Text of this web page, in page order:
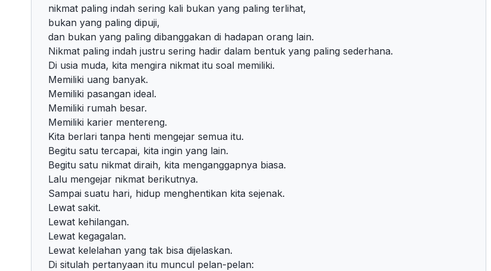
nikmat paling indah sering kali bukan yang paling terlihat,
bukan yang paling dipuji,
dan bukan yang paling dibanggakan di hadapan orang lain.
Nikmat paling indah justru sering hadir dalam bentuk yang paling sederhana.
Di usia muda, kita mengira nikmat itu soal memiliki.
Memiliki uang banyak.
Memiliki pasangan ideal.
Memiliki rumah besar.
Memiliki karier mentereng.
Kita berlari tanpa henti mengejar semua itu.
Begitu satu tercapai, kita ingin yang lain.
Begitu satu nikmat diraih, kita menganggapnya biasa.
Lalu mengejar nikmat berikutnya.
Sampai suatu hari, hidup menghentikan kita sejenak.
Lewat sakit.
Lewat kehilangan.
Lewat kegagalan.
Lewat kelelahan yang tak bisa dijelaskan.
Di situlah pertanyaan itu muncul pelan-pelan: